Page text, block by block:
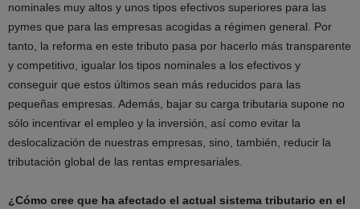
nominales muy altos y unos tipos efectivos superiores para las
pymes que para las empresas acogidas a régimen general. Por
tanto, la reforma en este tributo pasa por hacerlo más transparente
y competitivo, igualar los tipos nominales a los efectivos y
conseguir que estos últimos sean más reducidos para las
pequeñas empresas. Además, bajar su carga tributaria supone no
sólo incentivar el empleo y la inversión, así como evitar la
deslocalización de nuestras empresas, sino, también, reducir la
tributación global de las rentas empresariales.
¿Cómo cree que ha afectado el actual sistema tributario en el